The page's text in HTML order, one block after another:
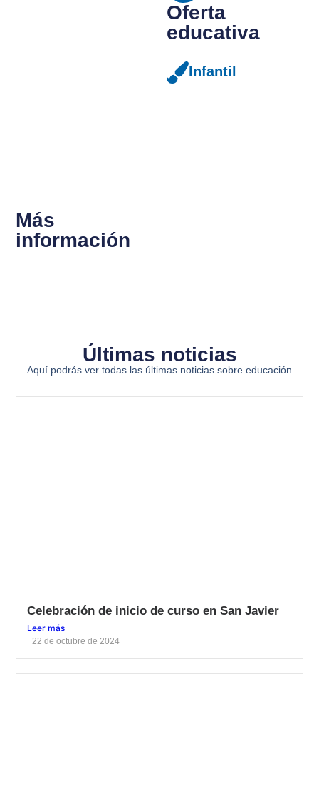
Oferta
educativa
Infantil
Más
información
Últimas noticias
Aquí podrás ver todas las últimas noticias sobre educación
Celebración de inicio de curso en San Javier
Leer más
22 de octubre de 2024